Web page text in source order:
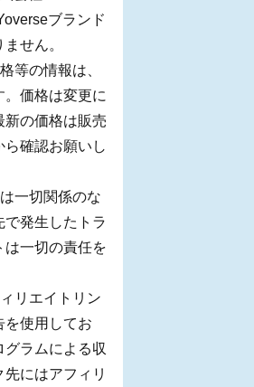
ブランド
せん。
等の情報は、
価格は変更に
新の価格は販売
確認お願いし
一切関係のな
発生したトラ
は一切の責任を
リエイトリン
を使用してお
グラムによる収
にはアフィリ